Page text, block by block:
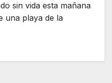
sin vida esta mañana
una playa de la